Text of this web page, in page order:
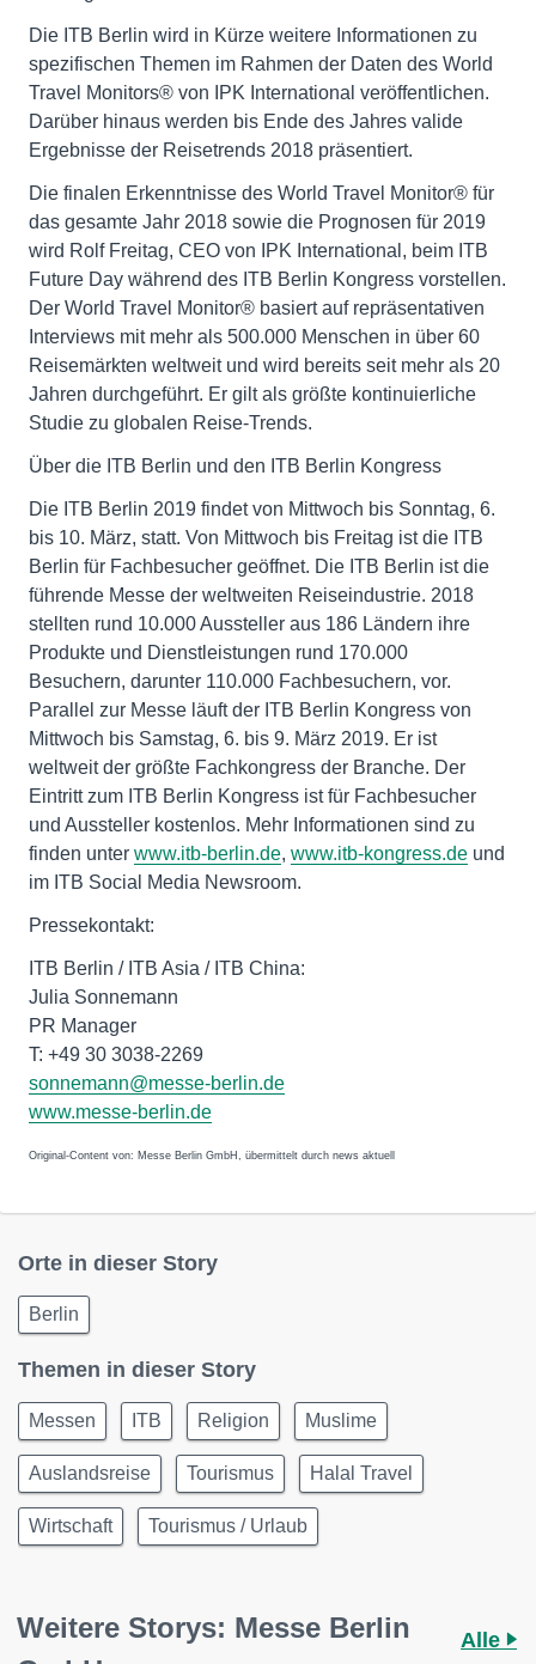
Die ITB Berlin wird in Kürze weitere Informationen zu
spezifischen Themen im Rahmen der Daten des World
Travel Monitors® von IPK International veröffentlichen.
Darüber hinaus werden bis Ende des Jahres valide
Ergebnisse der Reisetrends 2018 präsentiert.
Die finalen Erkenntnisse des World Travel Monitor® für
das gesamte Jahr 2018 sowie die Prognosen für 2019
wird Rolf Freitag, CEO von IPK International, beim ITB
Future Day während des ITB Berlin Kongress vorstellen.
Der World Travel Monitor® basiert auf repräsentativen
Interviews mit mehr als 500.000 Menschen in über 60
Reisemärkten weltweit und wird bereits seit mehr als 20
Jahren durchgeführt. Er gilt als größte kontinuierliche
Studie zu globalen Reise-Trends.
Über die ITB Berlin und den ITB Berlin Kongress
Die ITB Berlin 2019 findet von Mittwoch bis Sonntag, 6.
bis 10. März, statt. Von Mittwoch bis Freitag ist die ITB
Berlin für Fachbesucher geöffnet. Die ITB Berlin ist die
führende Messe der weltweiten Reiseindustrie. 2018
stellten rund 10.000 Aussteller aus 186 Ländern ihre
Produkte und Dienstleistungen rund 170.000
Besuchern, darunter 110.000 Fachbesuchern, vor.
Parallel zur Messe läuft der ITB Berlin Kongress von
Mittwoch bis Samstag, 6. bis 9. März 2019. Er ist
weltweit der größte Fachkongress der Branche. Der
Eintritt zum ITB Berlin Kongress ist für Fachbesucher
und Aussteller kostenlos. Mehr Informationen sind zu
finden unter www.itb-berlin.de, www.itb-kongress.de und
im ITB Social Media Newsroom.
Pressekontakt:
ITB Berlin / ITB Asia / ITB China:
Julia Sonnemann
PR Manager
T: +49 30 3038-2269
sonnemann@messe-berlin.de
www.messe-berlin.de
Original-Content von: Messe Berlin GmbH, übermittelt durch news aktuell
Orte in dieser Story
Berlin
Themen in dieser Story
Messen ITB Religion Muslime
Auslandsreise Tourismus Halal Travel
Wirtschaft Tourismus / Urlaub
Weitere Storys: Messe Berlin
Alle